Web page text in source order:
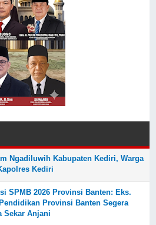
Ngadiluwih Kabupaten Kediri, Warga
Kediri
SPMB 2026 Provinsi Banten: Eks.
Provinsi Banten Segera
Sekar Anjani